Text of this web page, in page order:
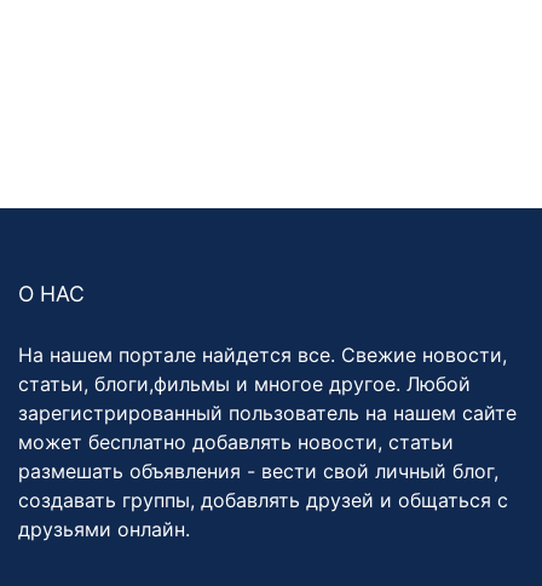
О НАС
На нашем портале найдется все. Свежие новости,
статьи, блоги,фильмы и многое другое. Любой
зарегистрированный пользователь на нашем сайте
может бесплатно добавлять новости, статьи
размешать объявления - вести свой личный блог,
создавать группы, добавлять друзей и общаться с
друзьями онлайн.